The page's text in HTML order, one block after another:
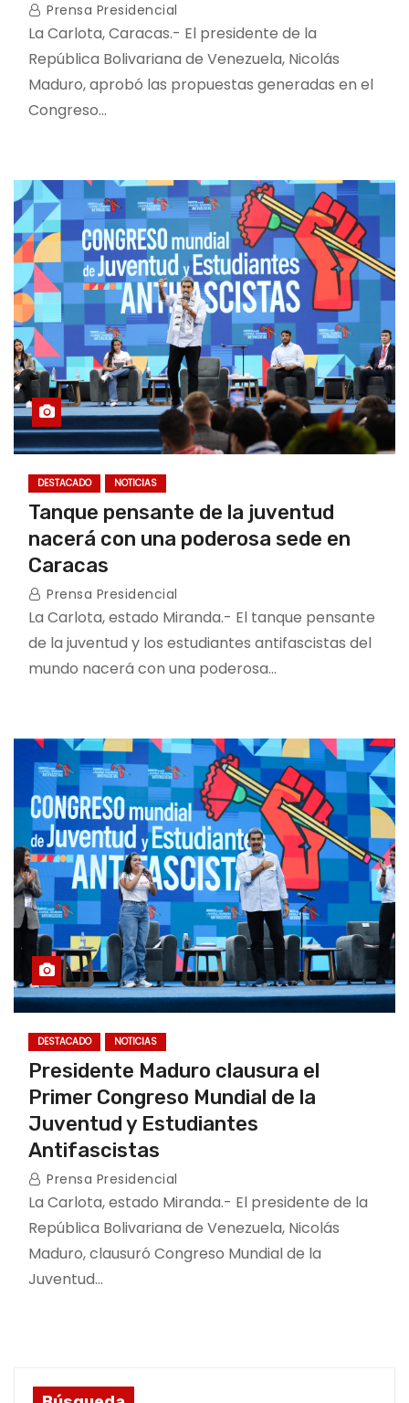
Prensa Presidencial
La Carlota, Caracas.- El presidente de la
República Bolivariana de Venezuela, Nicolás
Maduro, aprobó las propuestas generadas en el
Congreso…
DESTACADO NOTICIAS
Tanque pensante de la juventud
nacerá con una poderosa sede en
Caracas
Prensa Presidencial
La Carlota, estado Miranda.- El tanque pensante
de la juventud y los estudiantes antifascistas del
mundo nacerá con una poderosa…
DESTACADO NOTICIAS
Presidente Maduro clausura el
Primer Congreso Mundial de la
Juventud y Estudiantes
Antifascistas
Prensa Presidencial
La Carlota, estado Miranda.- El presidente de la
República Bolivariana de Venezuela, Nicolás
Maduro, clausuró Congreso Mundial de la
Juventud…